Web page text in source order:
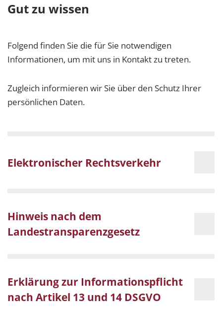
Gut zu wissen
Folgend finden Sie die für Sie notwendigen
Informationen, um mit uns in Kontakt zu treten.
Zugleich informieren wir Sie über den Schutz Ihrer
persönlichen Daten.
Elektronischer Rechtsverkehr
Hinweis nach dem
Landestransparenzgesetz
Erklärung zur Informationspflicht
nach Artikel 13 und 14 DSGVO